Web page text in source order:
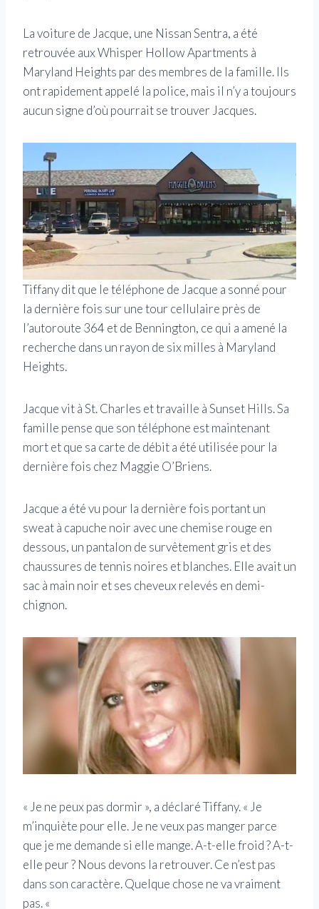
La voiture de Jacque, une Nissan Sentra, a été
retrouvée aux Whisper Hollow Apartments à
Maryland Heights par des membres de la famille. Ils
ont rapidement appelé la police, mais il n’y a toujours
aucun signe d’où pourrait se trouver Jacques.
Tiffany dit que le téléphone de Jacque a sonné pour
la dernière fois sur une tour cellulaire près de
l’autoroute 364 et de Bennington, ce qui a amené la
recherche dans un rayon de six milles à Maryland
Heights.
Jacque vit à St. Charles et travaille à Sunset Hills. Sa
famille pense que son téléphone est maintenant
mort et que sa carte de débit a été utilisée pour la
dernière fois chez Maggie O’Briens.
Jacque a été vu pour la dernière fois portant un
sweat à capuche noir avec une chemise rouge en
dessous, un pantalon de survêtement gris et des
chaussures de tennis noires et blanches. Elle avait un
sac à main noir et ses cheveux relevés en demi-
chignon.
« Je ne peux pas dormir », a déclaré Tiffany. « Je
m’inquiète pour elle. Je ne veux pas manger parce
que je me demande si elle mange. A-t-elle froid ? A-t-
elle peur ? Nous devons la retrouver. Ce n’est pas
dans son caractère. Quelque chose ne va vraiment
pas. «